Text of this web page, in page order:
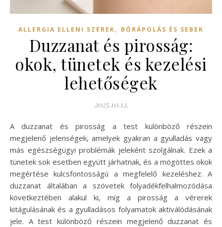
ALLERGIA ELLENI SZEREK, BŐRÁPOLÁS ÉS SEBEK
Duzzanat és pirosság:
okok, tünetek és kezelési
lehetőségek
2025.10.12.
A duzzanat és pirosság a test különböző részein
megjelenő jelenségek, amelyek gyakran a gyulladás vagy
más egészségügyi problémák jeleként szolgálnak. Ezek a
tünetek sok esetben együtt járhatnak, és a mögöttes okok
megértése kulcsfontosságú a megfelelő kezeléshez. A
duzzanat általában a szövetek folyadékfelhalmozódása
következtében alakul ki, míg a pirosság a vérerek
kitágulásának és a gyulladásos folyamatok aktiválódásának
jele. A test különböző részein megjelenő duzzanat és